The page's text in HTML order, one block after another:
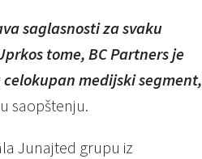
saglasnosti za svaku
tome, BC Partners je
medijski segment,
saopštenju.
Junajted grupu iz